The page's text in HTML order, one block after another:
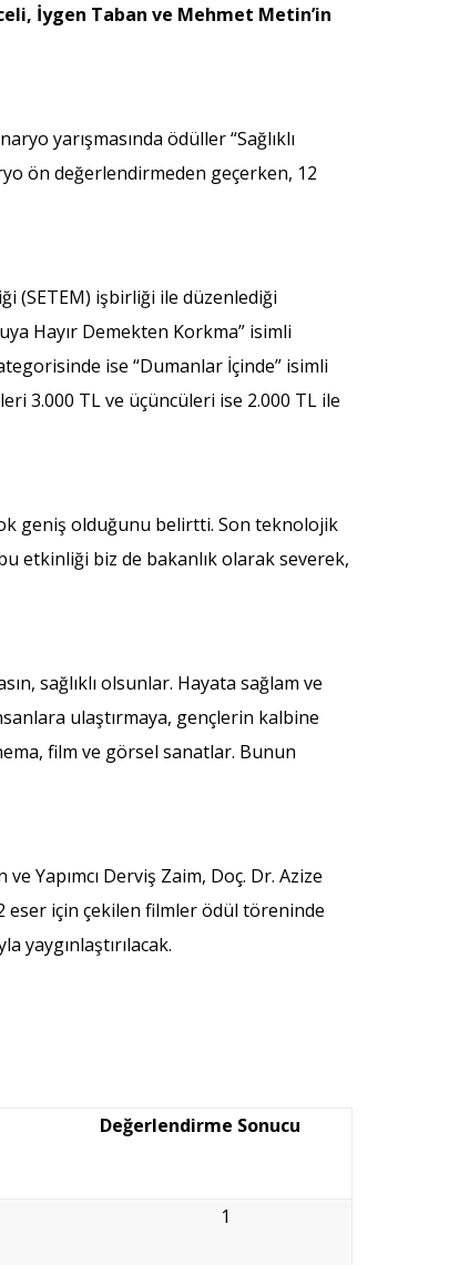
İygen Taban ve Mehmet Metin’in
yarışmasında ödüller “Sağlıklı
ön değerlendirmeden geçerken, 12
(SETEM) işbirliği ile düzenlediği
Hayır Demekten Korkma” isimli
ise “Dumanlar İçinde” isimli
3.000 TL ve üçüncüleri ise 2.000 TL ile
geniş olduğunu belirtti. Son teknolojik
etkinliği biz de bakanlık olarak severek,
sağlıklı olsunlar. Hayata sağlam ve
ulaştırmaya, gençlerin kalbine
film ve görsel sanatlar. Bunun
Yapımcı Derviş Zaim, Doç. Dr. Azize
eser için çekilen filmler ödül töreninde
yaygınlaştırılacak.
Değerlendirme Sonucu
1